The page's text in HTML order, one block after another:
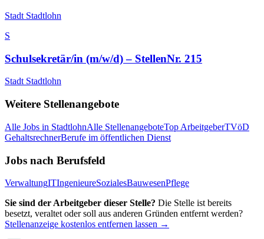
Stadt Stadtlohn
S
Schulsekretär/in (m/w/d) – StellenNr. 215
Stadt Stadtlohn
Weitere Stellenangebote
Alle Jobs in StadtlohnAlle StellenangeboteTop ArbeitgeberTVöD
GehaltsrechnerBerufe im öffentlichen Dienst
Jobs nach Berufsfeld
VerwaltungITIngenieureSozialesBauwesenPflege
Sie sind der Arbeitgeber dieser Stelle? Die Stelle ist bereits
besetzt, veraltet oder soll aus anderen Gründen entfernt werden?
Stellenanzeige kostenlos entfernen lassen →